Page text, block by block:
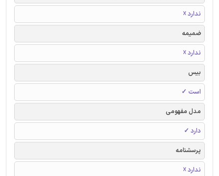
ندارد ☓
ضمیمه
ندارد ☓
بیس
است ✓
مدل مفهومی
دارد ✓
پرسشنامه
ندارد ☓